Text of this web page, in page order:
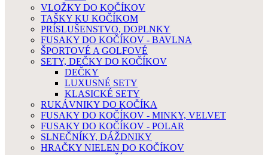
VLOŽKY DO KOČÍKOV
TAŠKY KU KOČÍKOM
PRÍSLUŠENSTVO, DOPLNKY
FUSAKY DO KOČÍKOV - BAVLNA
ŠPORTOVÉ A GOLFOVÉ
SETY, DEČKY DO KOČÍKOV
DEČKY
LUXUSNÉ SETY
KLASICKÉ SETY
RUKÁVNIKY DO KOČÍKA
FUSAKY DO KOČÍKOV - MINKY, VELVET
FUSAKY DO KOČÍKOV - POLAR
SLNEČNÍKY, DÁŽDNIKY
HRAČKY NIELEN DO KOČÍKOV